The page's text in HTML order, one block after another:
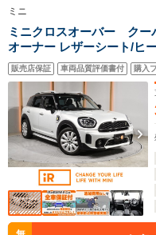
ミニ
ミニクロスオーバー ク
オーナー レザーシート/ヒ
プディスプレイ バックカ
ングアシスト ドライビン
販売店保証 車両品質評価書付 購入